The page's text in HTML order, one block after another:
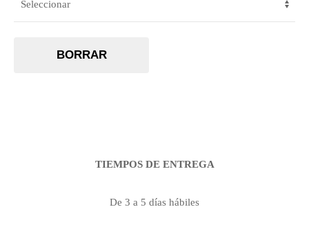
BORRAR
TIEMPOS DE ENTREGA
De 3 a 5 días hábiles